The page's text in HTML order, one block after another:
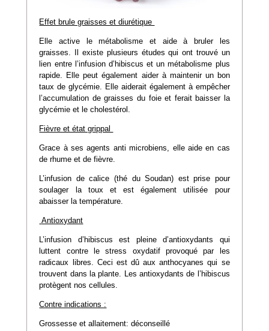
Effet brule graisses et diurétique
Elle active le métabolisme et aide à bruler les
graisses. Il existe plusieurs études qui ont trouvé un
lien entre l’infusion d’hibiscus et un métabolisme plus
rapide. Elle peut également aider à maintenir un bon
taux de glycémie. Elle aiderait également à empêcher
l’accumulation de graisses du foie et ferait baisser la
glycémie et le cholestérol.
Fièvre et état grippal
Grace à ses agents anti microbiens, elle aide en cas
de rhume et de fièvre.
L’infusion de calice (thé du Soudan) est prise pour
soulager la toux et est également utilisée pour
abaisser la température.
Antioxydant
L’infusion d’hibiscus est pleine d’antioxydants qui
luttent contre le stress oxydatif provoqué par les
radicaux libres. Ceci est dû aux anthocyanes qui se
trouvent dans la plante. Les antioxydants de l’hibiscus
protègent nos cellules.
Contre indications :
Grossesse et allaitement: déconseillé